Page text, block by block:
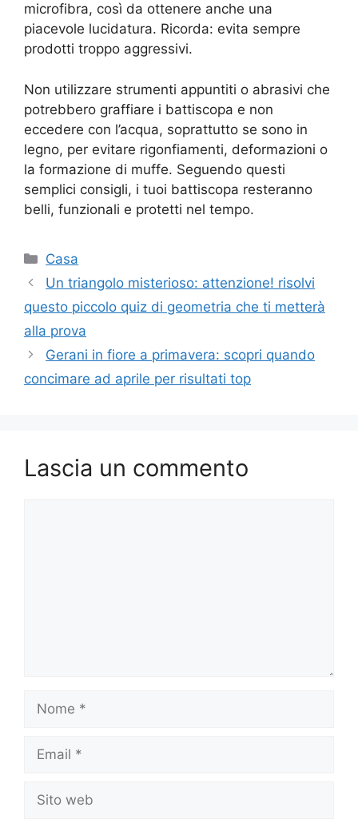
microfibra, così da ottenere anche una
piacevole lucidatura. Ricorda: evita sempre
prodotti troppo aggressivi.
Non utilizzare strumenti appuntiti o abrasivi che
potrebbero graffiare i battiscopa e non
eccedere con l’acqua, soprattutto se sono in
legno, per evitare rigonfiamenti, deformazioni o
la formazione di muffe. Seguendo questi
semplici consigli, i tuoi battiscopa resteranno
belli, funzionali e protetti nel tempo.
Categorie
Casa
Un triangolo misterioso: attenzione! risolvi
questo piccolo quiz di geometria che ti metterà
alla prova
Gerani in fiore a primavera: scopri quando
concimare ad aprile per risultati top
Lascia un commento
web